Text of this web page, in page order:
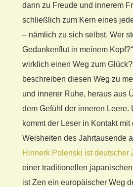
dann zu Freude und innerem
schließlich zum Kern eines
– nämlich zu sich selbst. Wer
Gedankenflut in meinem
wirklich einen Weg zum
beschreiben diesen Weg zu
und innerer Ruhe, heraus aus
dem Gefühl der inneren Leere.
kommt der Leser in Kontakt mit
Weisheiten des Jahrtausende
Hinnerk Polenski ist deutscher
einer traditionellen
ist Zen ein europäischer Weg